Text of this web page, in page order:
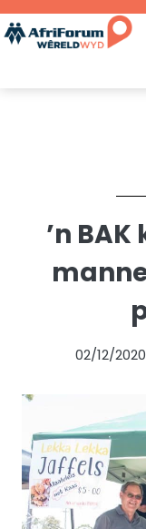
Skip
to
’n
02/12/2020